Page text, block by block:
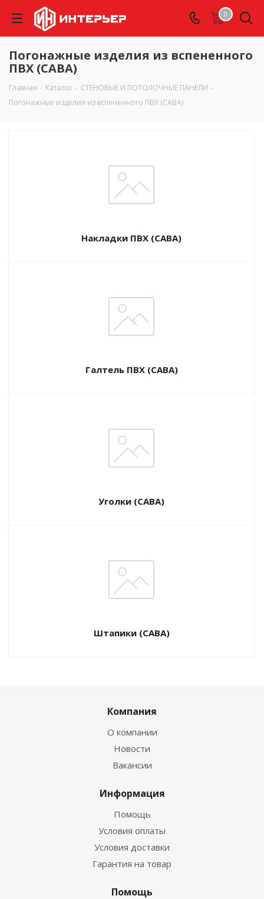
0
Погонажные изделия из вспененного
ПВХ (САВА)
Главная - Каталог - СТЕНОВЫЕ И ПОТОЛОЧНЫЕ ПАНЕЛИ -
Погонажные изделия из вспененного ПВХ (САВА)
Накладки ПВХ (САВА)
Галтель ПВХ (САВА)
Уголки (САВА)
Штапики (САВА)
Компания
О компании
Новости
Вакансии
Информация
Помощь
Условия оплаты
Условия доставки
Гарантия на товар
Помощь